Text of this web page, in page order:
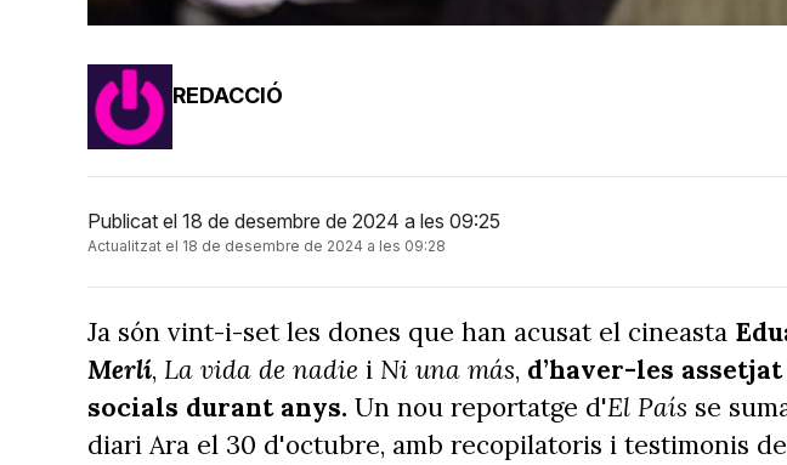
REDACCIÓ
Publicat el 18 de desembre de 2024 a les 09:25
Actualitzat el 18 de desembre de 2024 a les 09:28
Ja són vint-i-set les dones que han acusat el cineasta
Merlí, La vida de nadie i Ni una más, d’haver-les
socials durant anys. Un nou reportatge d'El País se
diari Ara el 30 d'octubre, amb recopilatoris i testimonis